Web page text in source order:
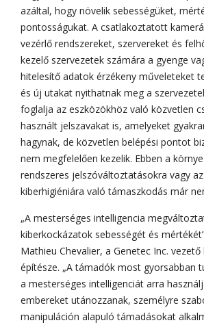
azáltal, hogy növelik sebességüket,
pontosságukat. A csatlakoztatott
vezérlő rendszereket, szervereket és
kezelő szervezetek számára a gyenge
hitelesítő adatok érzékeny műveleteket
és új utakat nyithatnak meg a
foglalja az eszközökhöz való közvetlen
használt jelszavakat is, amelyeket
hagynak, de közvetlen belépési pontot
nem megfelelően kezelik. Ebben a
rendszeres jelszóváltoztatásokra vagy
kiberhigiéniára való támaszkodás már
„A mesterséges intelligencia
kiberkockázatok sebességét és
Mathieu Chevalier, a Genetec Inc.
építésze. „A támadók most gyorsabban
a mesterséges intelligenciát arra
embereket utánozzanak, személyre
manipuláción alapuló támadásokat